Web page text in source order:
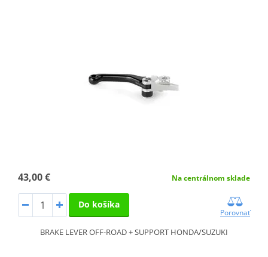
43,00 € Na centrálnom sklade
Do košíka
Porovnať
BRAKE LEVER OFF-ROAD + SUPPORT HONDA/SUZUKI